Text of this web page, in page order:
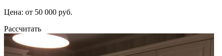
Цена: от 50 000 руб.
Рассчитать